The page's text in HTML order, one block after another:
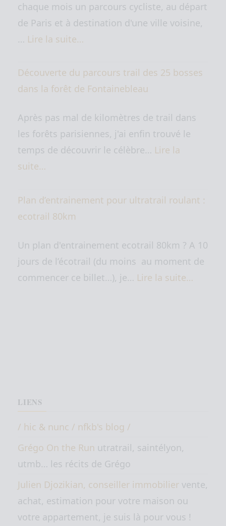
chaque mois un parcours cycliste, au départ
de Paris et à destination d'une ville voisine,
… Lire la suite…
Découverte du parcours trail des 25 bosses
dans la forêt de Fontainebleau
Après pas mal de kilomètres de trail dans
les forêts parisiennes, j'ai enfin trouvé le
temps de découvrir le célèbre… Lire la
suite…
Plan d’entrainement pour ultratrail roulant :
ecotrail 80km
Un plan d'entrainement ecotrail 80km ? A 10
jours de l’écotrail (du moins au moment de
commencer ce billet…), je… Lire la suite…
LIENS
/ hic & nunc / nfkb's blog /
Grégo On the Run utratrail, saintélyon,
utmb… les récits de Grégo
Julien Djozikian, conseiller immobilier vente,
achat, estimation pour votre maison ou
votre appartement, je suis là pour vous !